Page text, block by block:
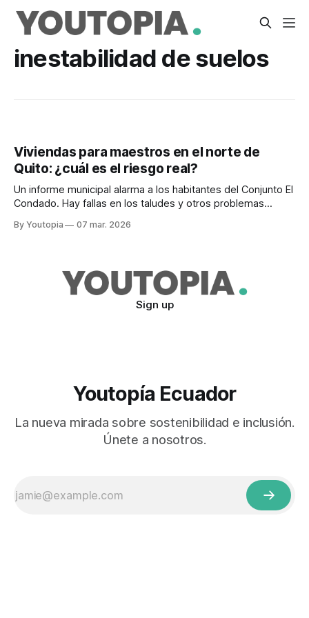
inestabilidad de suelos
Viviendas para maestros en el norte de
Quito: ¿cuál es el riesgo real?
Un informe municipal alarma a los habitantes del Conjunto El
Condado. Hay fallas en los taludes y otros problemas
By Youtopia 07 mar. 2026
Sign up
Youtopía Ecuador
La nueva mirada sobre sostenibilidad e inclusión.
Únete a nosotros.